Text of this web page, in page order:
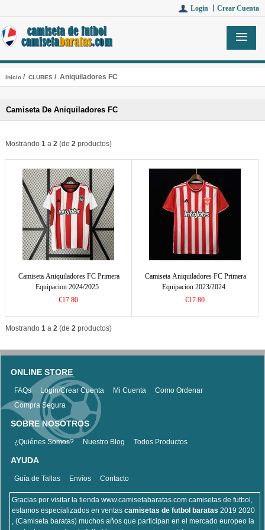
Login 丨 Crear Cuenta
Inicio/ CLUBES/ Aniquiladores FC
Camiseta De Aniquiladores FC
Mostrando 1a 2(de 2productos)
Camiseta Aniquiladores FC Primera
Equipacion 2024/2025
€17.80
Camiseta Aniquiladores FC Primera
Equipacion 2023/2024
€17.80
Mostrando 1a 2(de 2productos)
ONLINE STORE
FAQs Login/Crear Cuenta Mi Cuenta
Como Ordenar
Compra Segura
SOBRE NOSOTROS
¿Quiénes Somos? Nuestro Blog Todos Productos
AYUDA
Guía de Tallas Envíos Contacto
Gracias por visitar la tienda www.camisetabaratas.com camisetas de futbol,
estamos especializados en ventas camisetas de futbol baratas 2019 2020
, (Camiseta baratas) muchos años que participan en el mercado europeo la